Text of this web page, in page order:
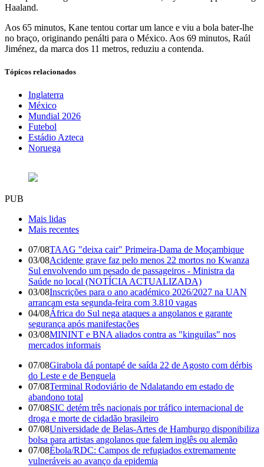
Haaland.
Aos 65 minutos, Kane tentou cortar um lance e viu a bola bater-lhe
no braço, originando penálti para o México. Aos 69 minutos, Raúl
Jiménez, da marca dos 11 metros, reduziu a contenda.
Tópicos relacionados
Inglaterra
México
Mundial 2026
Futebol
Estádio Azteca
Noruega
PUB
Mais lidas
Mais recentes
07/08TAAG "deixa cair" Primeira-Dama de Moçambique
03/08Acidente grave faz pelo menos 22 mortos no Kwanza
Sul envolvendo um pesado de passageiros - Ministra da
Saúde no local (NOTÍCIA ACTUALIZADA)
03/08Inscrições para o ano académico 2026/2027 na UAN
arrancam esta segunda-feira com 3.810 vagas
04/08África do Sul nega ataques a angolanos e garante
segurança após manifestações
03/08MININT e BNA aliados contra as "kinguilas" nos
mercados informais
07/08Girabola dá pontapé de saída 22 de Agosto com dérbis
do Leste e de Benguela
07/08Terminal Rodoviário de Ndalatando em estado de
abandono total
07/08SIC detém três nacionais por tráfico internacional de
droga e morte de cidadão brasileiro
07/08Universidade de Belas-Artes de Hamburgo disponibiliza
bolsa para artistas angolanos que falem inglês ou alemão
07/08Ébola/RDC: Campos de refugiados extremamente
vulneráveis ao avanço da epidemia